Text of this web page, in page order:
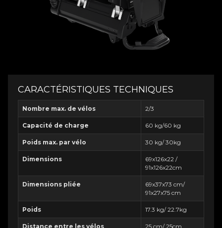
CARACTÉRISTIQUES TECHNIQUES
Nombre max. de vélos 2/3
Capacité de charge 60 kg/60 kg
Poids max. par vélo 30 kg/ 30kg
Dimensions
69x126x22 /
91x126x22cm
Dimensions pliée
69x37x73 cm/
91x27x75 cm
Poids 17.3 kg/ 22.7kg
Distance entre les vélos 25 cm/ 25cm